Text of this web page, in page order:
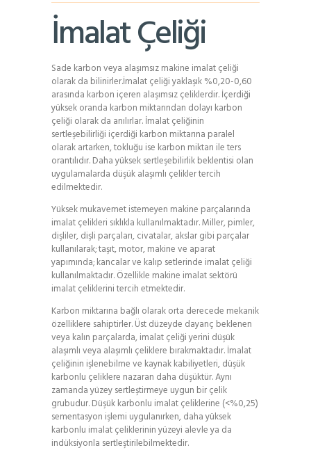
İmalat Çeliği
Sade karbon veya alaşımsız makine imalat çeliği
olarak da bilinirler.İmalat çeliği yaklaşık %0,20-0,60
arasında karbon içeren alaşımsız çeliklerdir. İçerdiği
yüksek oranda karbon miktarından dolayı karbon
çeliği olarak da anılırlar. İmalat çeliğinin
sertleşebilirliği içerdiği karbon miktarına paralel
olarak artarken, tokluğu ise karbon miktarı ile ters
orantılıdır. Daha yüksek sertleşebilirlik beklentisi olan
uygulamalarda düşük alaşımlı çelikler tercih
edilmektedir.
Yüksek mukavemet istemeyen makine parçalarında
imalat çelikleri sıklıkla kullanılmaktadır. Miller, pimler,
dişliler, dişli parçaları, civatalar, akslar gibi parçalar
kullanılarak; taşıt, motor, makine ve aparat
yapımında; kancalar ve kalıp setlerinde imalat çeliği
kullanılmaktadır. Özellikle makine imalat sektörü
imalat çeliklerini tercih etmektedir.
Karbon miktarına bağlı olarak orta derecede mekanik
özelliklere sahiptirler. Üst düzeyde dayanç beklenen
veya kalın parçalarda, imalat çeliği yerini düşük
alaşımlı veya alaşımlı çeliklere bırakmaktadır. İmalat
çeliğinin işlenebilme ve kaynak kabiliyetleri, düşük
karbonlu çeliklere nazaran daha düşüktür. Aynı
zamanda yüzey sertleştirmeye uygun bir çelik
grubudur. Düşük karbonlu imalat çeliklerine (<%0,25)
sementasyon işlemi uygulanırken, daha yüksek
karbonlu imalat çeliklerinin yüzeyi alevle ya da
indüksiyonla sertleştirilebilmektedir.